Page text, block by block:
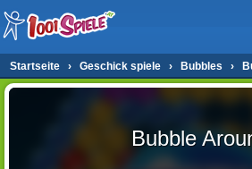
Startseite › Geschick spiele › Bubbles ›
Bubble